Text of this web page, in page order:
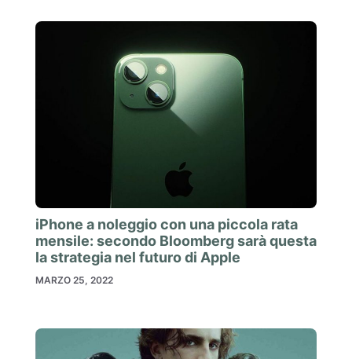
iPhone a noleggio con una piccola rata
mensile: secondo Bloomberg sarà questa
la strategia nel futuro di Apple
MARZO 25, 2022